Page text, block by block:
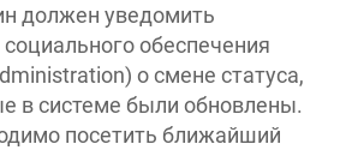
должен уведомить
обеспечения
о смене статуса,
в системе были обновлены.
посетить ближайший